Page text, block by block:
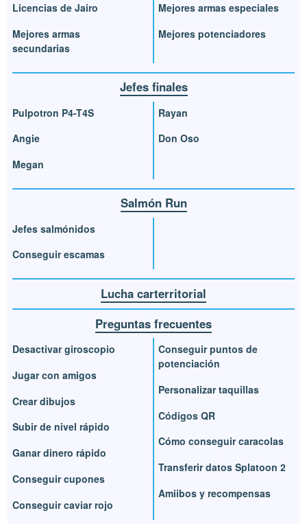
Licencias de Jairo
Mejores armas
secundarias
Mejores armas especiales
Mejores potenciadores
Jefes finales
Pulpotron P4-T4S
Angie
Megan
Rayan
Don Oso
Salmón Run
Jefes salmónidos
Conseguir escamas
Lucha carterritorial
Preguntas frecuentes
Desactivar giroscopio
Jugar con amigos
Crear dibujos
Subir de nivel rápido
Ganar dinero rápido
Conseguir cupones
Conseguir caviar rojo
Conseguir puntos de
potenciación
Personalizar taquillas
Códigos QR
Cómo conseguir caracolas
Transferir datos Splatoon 2
Amiibos y recompensas